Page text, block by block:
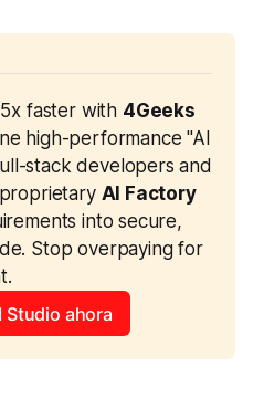
faster with 4Geeks
high-performance "AI
stack developers and
AI Factory
into secure,
Stop overpaying for
Studio ahora